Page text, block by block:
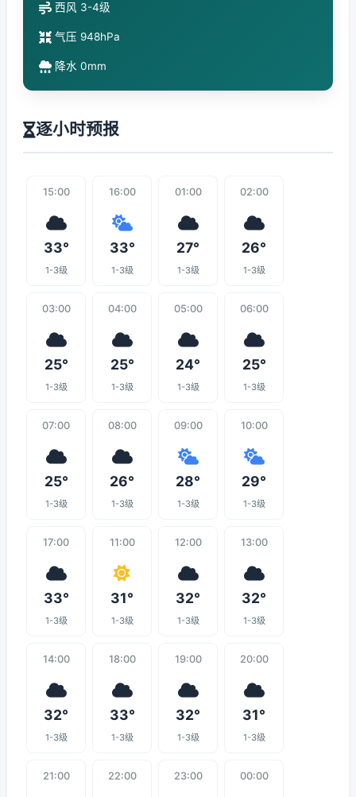
西风 3-4级
气压 948hPa
降水 0mm
逐小时预报
15:00
33°
1-3级
16:00
33°
1-3级
01:00
27°
1-3级
02:00
26°
1-3级
03:00
25°
1-3级
04:00
25°
1-3级
05:00
24°
1-3级
06:00
25°
1-3级
07:00
25°
1-3级
08:00
26°
1-3级
09:00
28°
1-3级
10:00
29°
1-3级
17:00
33°
1-3级
11:00
31°
1-3级
12:00
32°
1-3级
13:00
32°
1-3级
14:00
32°
1-3级
18:00
33°
1-3级
19:00
32°
1-3级
20:00
31°
1-3级
21:00 22:00 23:00 00:00